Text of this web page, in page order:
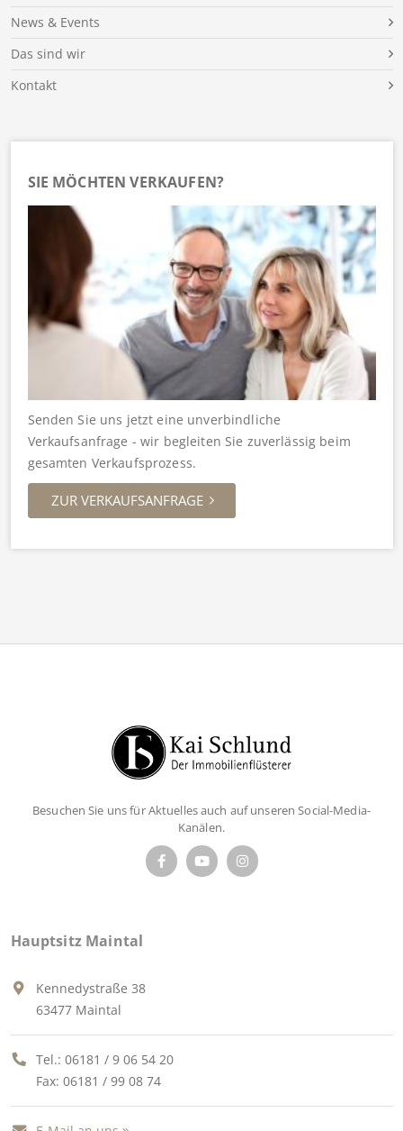
News & Events
Das sind wir
Kontakt
SIE MÖCHTEN VERKAUFEN?
Senden Sie uns jetzt eine unverbindliche
Verkaufsanfrage - wir begleiten Sie zuverlässig beim
gesamten Verkaufsprozess.
ZUR VERKAUFSANFRAGE
Besuchen Sie uns für Aktuelles auch auf unseren Social-Media-
Kanälen.
Hauptsitz Maintal
Kennedystraße 38
63477 Maintal
Tel.: 06181 / 9 06 54 20
Fax: 06181 / 99 08 74